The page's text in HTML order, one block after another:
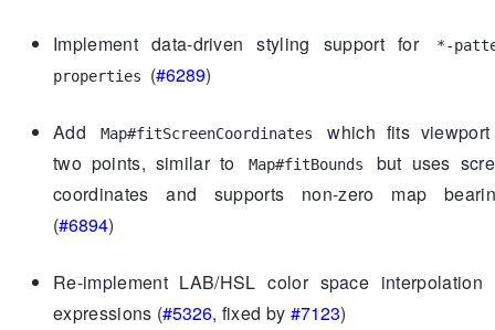
Implement data-driven styling support for
*-
properties
(#6289)
Add Map#fitScreenCoordinates
which fits
two points, similar to
Map#fitBounds
but uses
coordinates and supports non-zero map
(#6894)
Re-implement LAB/HSL color space interpolation
expressions (#5326, fixed by #7123)